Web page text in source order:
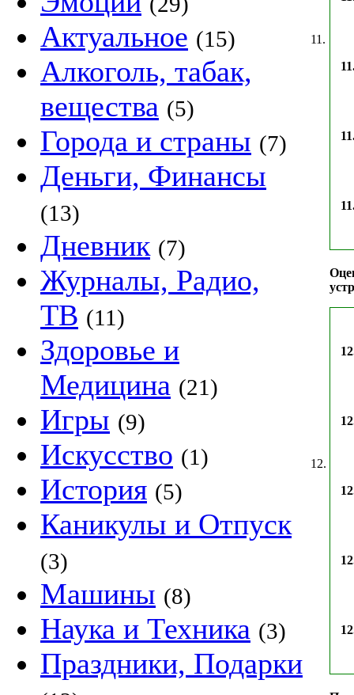
Актуальное (15)
Алкоголь, табак,
вещества (5)
Города и страны (7)
Деньги, Финансы
(13)
Дневник (7)
Журналы, Радио,
ТВ (11)
Здоровье и
Медицина (21)
Игры (9)
Искусство (1)
История (5)
Каникулы и Отпуск
(3)
Машины (8)
Наука и Техника (3)
Праздники, Подарки
11.
12.